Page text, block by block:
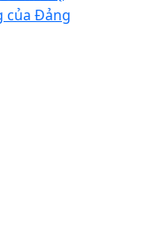
của Đảng